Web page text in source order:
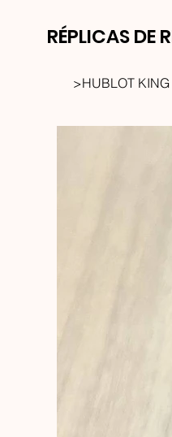
RÉPLICAS DE
>HUBLOT KING